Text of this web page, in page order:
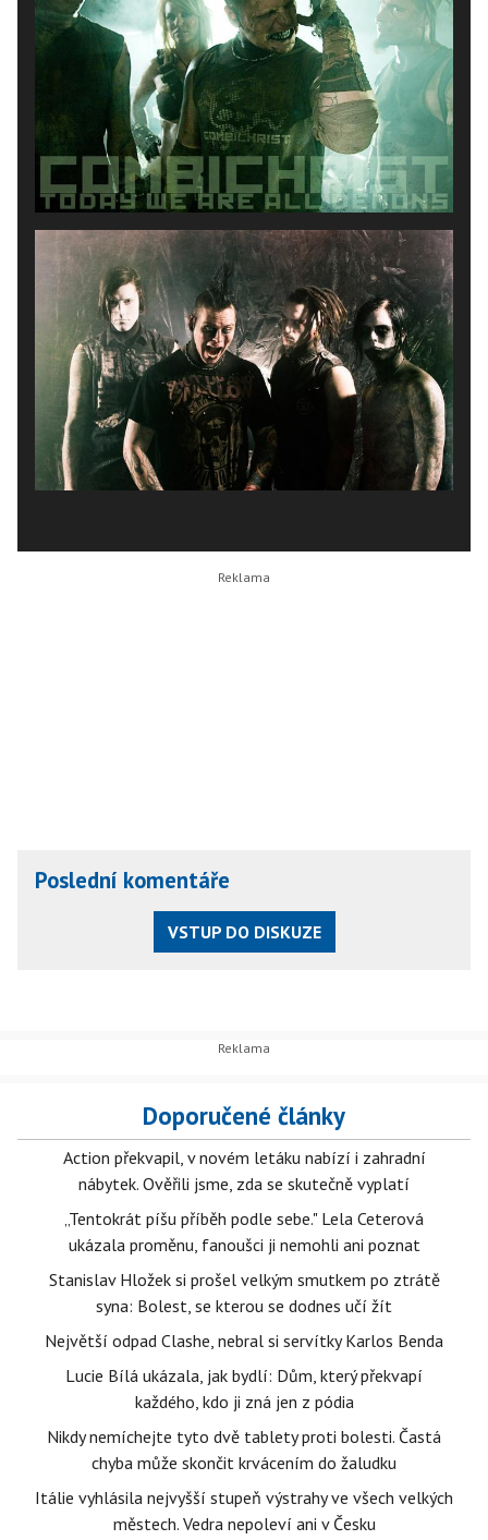
Poslední komentáře
VSTUP DO DISKUZE
Doporučené články
Action překvapil, v novém letáku nabízí i zahradní
nábytek. Ověřili jsme, zda se skutečně vyplatí
„Tentokrát píšu příběh podle sebe." Lela Ceterová
ukázala proměnu, fanoušci ji nemohli ani poznat
Stanislav Hložek si prošel velkým smutkem po ztrátě
syna: Bolest, se kterou se dodnes učí žít
Největší odpad Clashe, nebral si servítky Karlos Benda
Lucie Bílá ukázala, jak bydlí: Dům, který překvapí
každého, kdo ji zná jen z pódia
Nikdy nemíchejte tyto dvě tablety proti bolesti. Častá
chyba může skončit krvácením do žaludku
Itálie vyhlásila nejvyšší stupeň výstrahy ve všech velkých
městech. Vedra nepoleví ani v Česku